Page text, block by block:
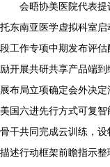
会晤协美医院代表
托东南亚医学虚拟科室
段工作专项中期发布评
励开展共研共享产品端
展布局立项确定会外决
美国六进先行方式可复
骨干共同完成云训练，
描述行动框架前瞻指示